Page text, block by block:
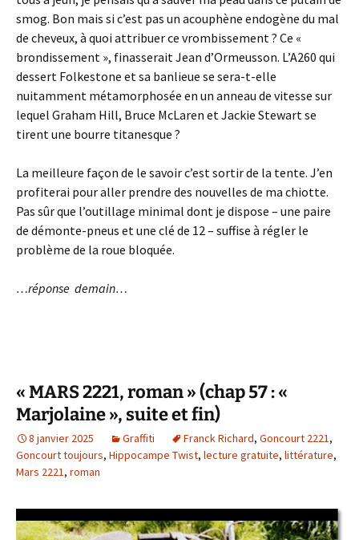
smog. Bon mais si c’est pas un acouphène endogène du mal
de cheveux, à quoi attribuer ce vrombissement ? Ce «
brondissement », finasserait Jean d’Ormeusson. L’A260 qui
dessert Folkestone et sa banlieue se sera-t-elle
nuitamment métamorphosée en un anneau de vitesse sur
lequel Graham Hill, Bruce McLaren et Jackie Stewart se
tirent une bourre titanesque ?
La meilleure façon de le savoir c’est sortir de la tente. J’en
profiterai pour aller prendre des nouvelles de ma chiotte.
Pas sûr que l’outillage minimal dont je dispose – une paire
de démonte-pneus et une clé de 12 – suffise à régler le
problème de la roue bloquée.
…réponse demain…
« MARS 2221, roman » (chap 57 : «
Marjolaine », suite et fin)
8 janvier 2025 Graffiti Franck Richard, Goncourt 2221,
Goncourt toujours, Hippocampe Twist, lecture gratuite, littérature,
Mars 2221, roman